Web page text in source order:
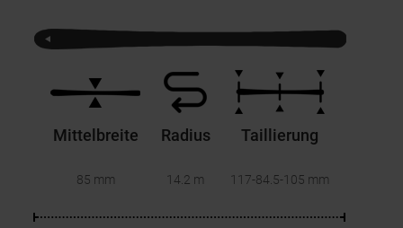
Mittelbreite
85 mm
Radius
14.2 m
Taillierung
117-84.5-105 mm